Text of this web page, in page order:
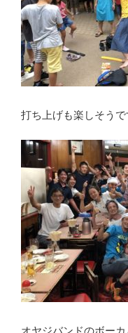
打ち上げも楽しそうで